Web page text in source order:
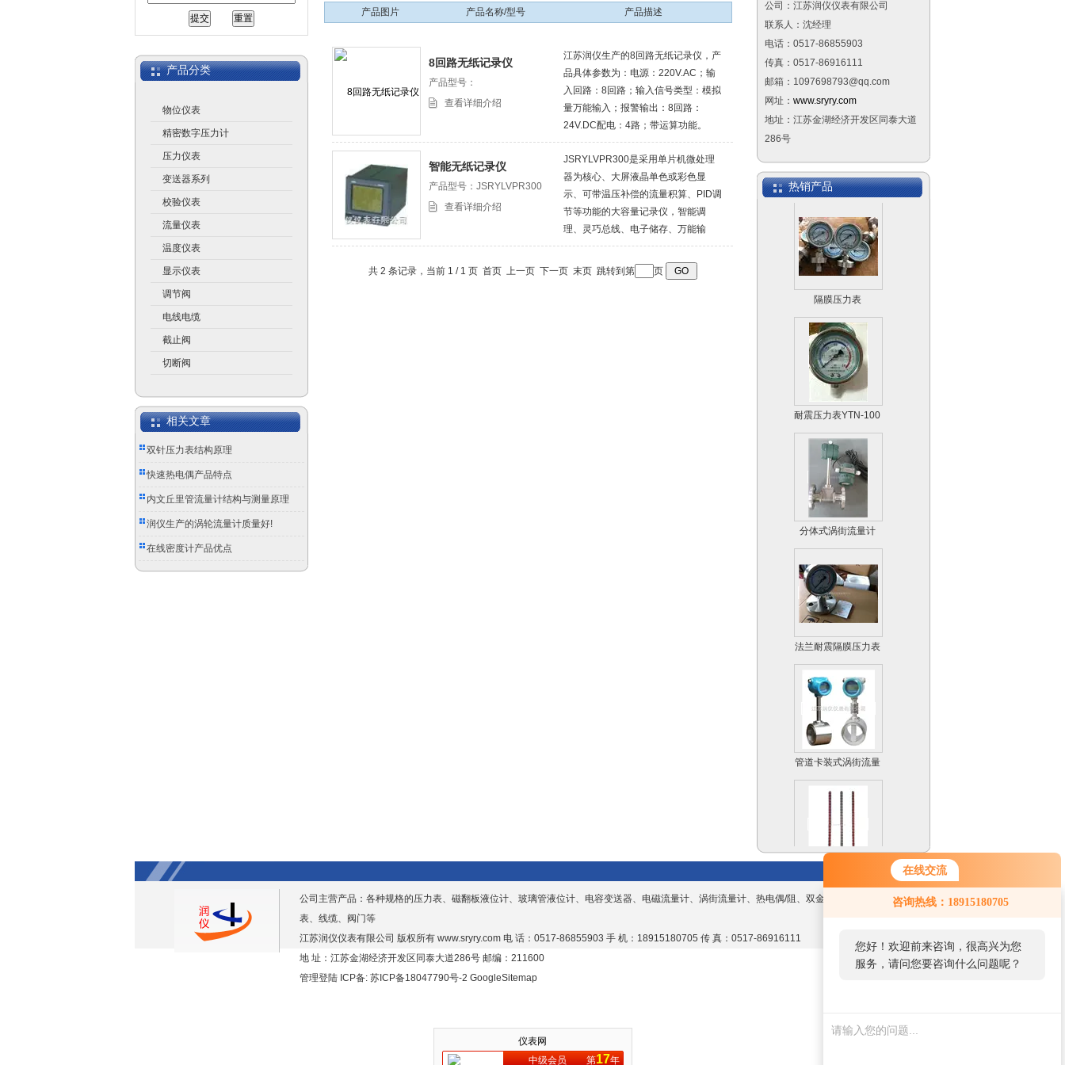
在线交流
咨询热线：18915180705
您好！欢迎前来咨询，很高兴为您
服务，请问您要咨询什么问题呢？
产品分类
物位仪表
精密数字压力计
压力仪表
变送器系列
校验仪表
流量仪表
温度仪表
显示仪表
调节阀
电线电缆
截止阀
切断阀
相关文章
双针压力表结构原理
快速热电偶产品特点
内文丘里管流量计结构与测量原理
润仪生产的涡轮流量计质量好!
在线密度计产品优点
产品图片 产品名称/型号 产品描述
8回路无纸记录仪
产品型号：
查看详细介绍
江苏润仪生产的8回路无纸记录仪，产
品具体参数为：电源：220V.AC；输
入回路：8回路；输入信号类型：模拟
量万能输入；报警输出：8回路：
24V.DC配电：4路；带运算功能。
智能无纸记录仪
产品型号：JSRYLVPR300
查看详细介绍
JSRYLVPR300是采用单片机微处理
器为核心、大屏液晶单色或彩色显
示、可带温压补偿的流量积算、PID调
节等功能的大容量记录仪，智能调
理、灵巧总线、电子储存、万能输
入，适应现场信号的复杂性、在线自
校正、自诊断和0.2%FS精度。具有高
性能、高可靠性、维护量低、无易耗
共 2 条记录，当前 1 / 1 页 首页 上一页 下一页 末页 跳转到第 页
公司：江苏润仪仪表有限公司
联系人：沈经理
电话：0517-86855903
传真：0517-86916111
邮箱：1097698793@qq.com
网址： www.sryry.com
地址：江苏金湖经济开发区同泰大道
286号
热销产品
侧装远传磁翻板液位
计
隔膜压力表
耐震压力表YTN-100
分体式涡街流量计
法兰耐震隔膜压力表
管道卡装式涡街流量
计
公司主营产品：各种规格的压力表、磁翻板液位计、玻璃管液位计、电容变送器、电磁流量计、涡街流量计、热电偶/阻、双金属温度计、数显
表、线缆、阀门等
江苏润仪仪表有限公司 版权所有 www.sryry.com 电 话：0517-86855903 手 机：18915180705 传 真：0517-86916111
地 址：江苏金湖经济开发区同泰大道286号 邮编：211600
管理登陆 ICP备: 苏ICP备18047790号-2 GoogleSitemap
仪表网
中级会员
第17年